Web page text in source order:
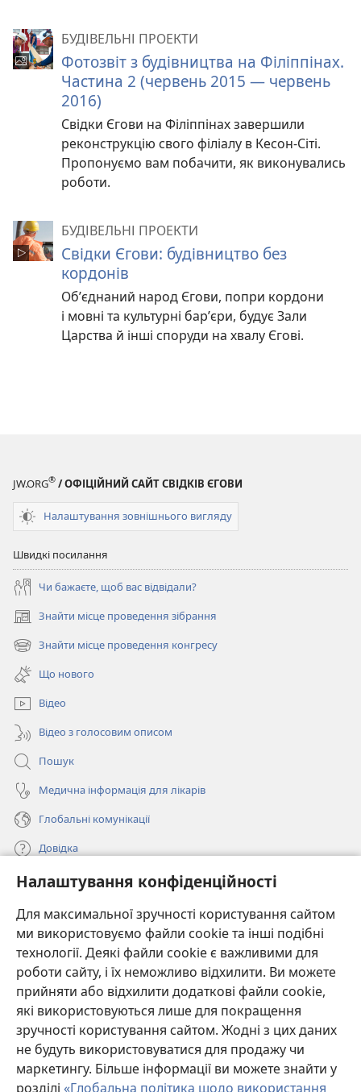
Налаштування конфіденційності
Для максимальної зручності користування сайтом
ми використовуємо файли cookie та інші подібні
технології. Деякі файли cookie є важливими для
роботи сайту, і їх неможливо відхилити. Ви можете
прийняти або відхилити додаткові файли cookie,
які використовуються лише для покращення
зручності користування сайтом. Жодні з цих даних
не будуть використовуватися для продажу чи
маркетингу. Більше інформації ви можете знайти у
розділі «Глобальна політика щодо використання
БУДІВЕЛЬНІ ПРОЕКТИ
Фотозвіт з будівництва на Філіппінах.
Частина 2 (червень 2015 — червень
2016)
Свідки Єгови на Філіппінах завершили
реконструкцію свого філіалу в Кесон-Сіті.
Пропонуємо вам побачити, як виконувались
роботи.
БУДІВЕЛЬНІ ПРОЕКТИ
Свідки Єгови: будівництво без
кордонів
Об’єднаний народ Єгови, попри кордони
і мовні та культурні бар’єри, будує Зали
Царства й інші споруди на хвалу Єгові.
JW.ORG® / ОФІЦІЙНИЙ САЙТ СВІДКІВ ЄГОВИ
Налаштування зовнішнього вигляду
Швидкі посилання
Чи бажаєте, щоб вас відвідали?
Знайти місце проведення зібрання
(відкривається
у
новому
вікні)
Знайти місце проведення конгресу
(відкривається
новому
вікні)
Що нового
Відео
Відео з голосовим описом
Пошук
Медична інформація для лікарів
Глобальні комунікації
Довідка
Пожертви
(відкривається
у
новому
вікні)
ОНЛАЙН-БІБЛІОТЕКА Товариства «Вартова башта»™
(відкривається
у
новому
вікні)
JW Hub ®
(відкривається
у
новомуJW Library
Watchtower Library